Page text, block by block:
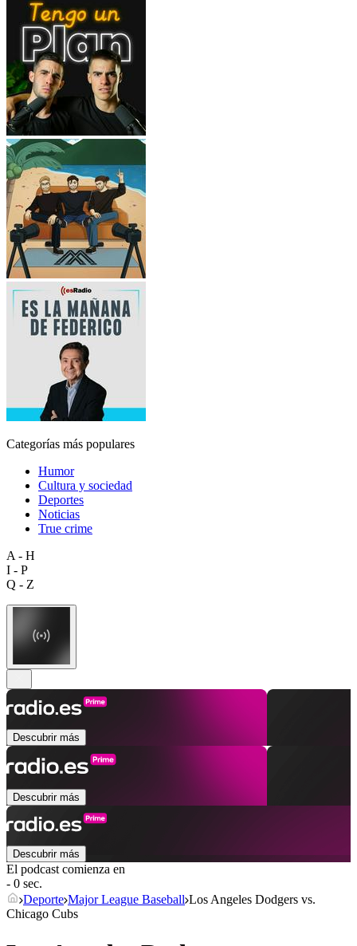
Categorías más populares
Humor
Cultura y sociedad
Deportes
Noticias
True crime
A - H
I - P
Q - Z
Descubrir más
Descubrir más
Descubrir más
El podcast comienza en
- 0 sec.
Deporte Major League Baseball Los Angeles Dodgers vs.
Chicago Cubs